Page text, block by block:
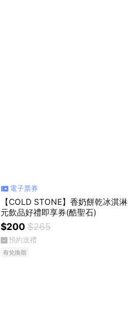
電子票券
【COLD STONE】香奶餅乾冰淇
元飲品好禮即享券(酷聖石)
$200 $265
預約送禮
有兌換期